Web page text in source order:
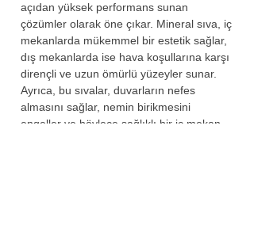
açıdan yüksek performans sunan
çözümler olarak öne çıkar. Mineral sıva, iç
mekanlarda mükemmel bir estetik sağlar,
dış mekanlarda ise hava koşullarına karşı
dirençli ve uzun ömürlü yüzeyler sunar.
Ayrıca, bu sıvalar, duvarların nefes
almasını sağlar, nemin birikmesini
engeller ve böylece sağlıklı bir iç mekan